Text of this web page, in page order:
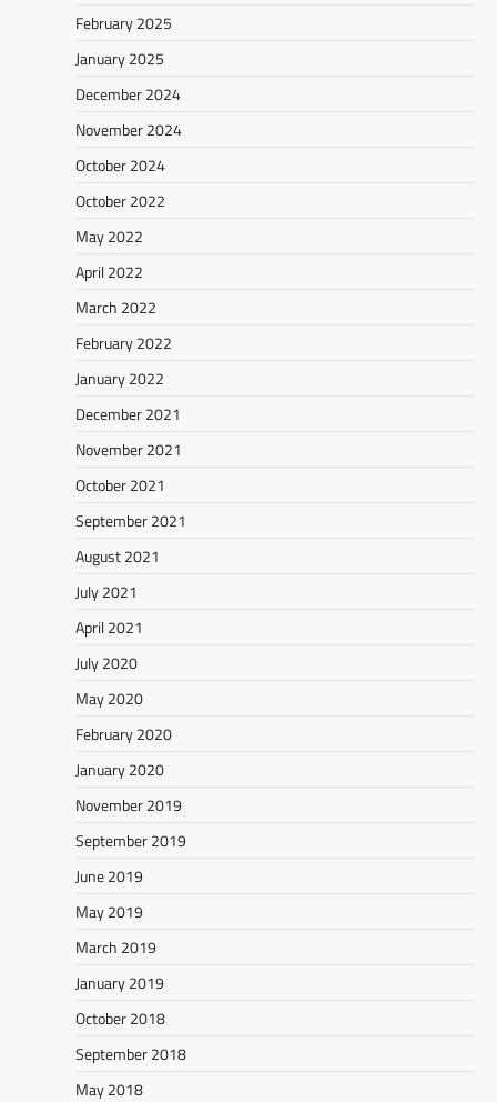
February 2025
January 2025
December 2024
November 2024
October 2024
October 2022
May 2022
April 2022
March 2022
February 2022
January 2022
December 2021
November 2021
October 2021
September 2021
August 2021
July 2021
April 2021
July 2020
May 2020
February 2020
January 2020
November 2019
September 2019
June 2019
May 2019
March 2019
January 2019
October 2018
September 2018
May 2018